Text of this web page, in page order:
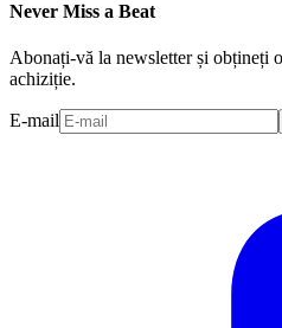
Never Miss a Beat
Abonați-vă la newsletter și obțineți
achiziție.
E-mail